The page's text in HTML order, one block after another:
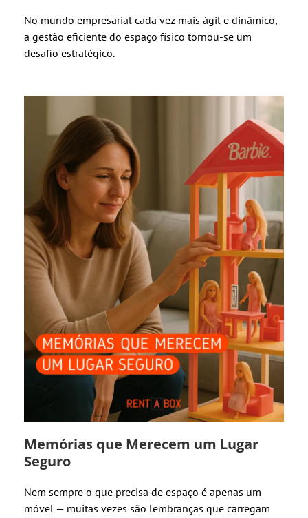
No mundo empresarial cada vez mais ágil e dinâmico,
a gestão eficiente do espaço físico tornou-se um
desafio estratégico.
Memórias que Merecem um Lugar
Seguro
Nem sempre o que precisa de espaço é apenas um
móvel — muitas vezes são lembranças que carregam